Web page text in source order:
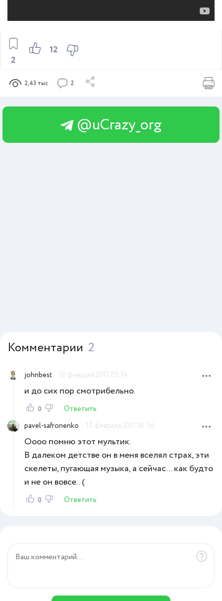
12
2
2,43 тыс 2
@uCrazy_org
Комментарии 2
johnbest 10 февраля 2017 05:14
и до сих пор смотрибельно.
0
Ответить
pavel-safronenko
10 февраля 2017 18:56
Оооо помню этот мультик.
В далеком детстве он в меня вселял страх, эти
скелеты, пугающая музыка, а сейчас... как будто
и не он вовсе.. (
0 Ответить